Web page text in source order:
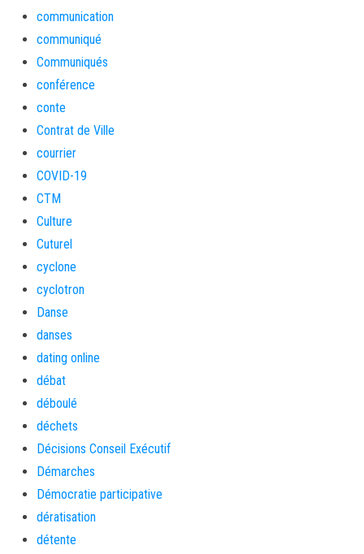
communication
communiqué
Communiqués
conférence
conte
Contrat de Ville
courrier
COVID-19
CTM
Culture
Cuturel
cyclone
cyclotron
Danse
danses
dating online
débat
déboulé
déchets
Décisions Conseil Exécutif
Démarches
Démocratie participative
dératisation
détente